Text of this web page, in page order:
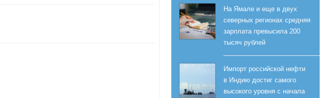
На Ямале и еще в двух
северных регионах средняя
зарплата превысила 200
тысяч рублей
Импорт российской нефти
в Индию достиг самого
высокого уровня с начала